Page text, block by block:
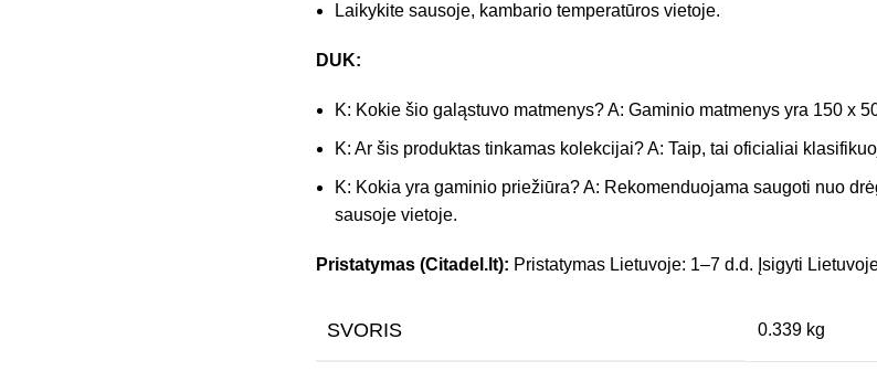
Laikykite sausoje, kambario temperatūros vietoje.
DUK:
K: Kokie šio galąstuvo matmenys? A: Gaminio matmenys yra 150 x
K: Ar šis produktas tinkamas kolekcijai? A: Taip, tai oficialiai
K: Kokia yra gaminio priežiūra? A: Rekomenduojama saugoti nuo
sausoje vietoje.
Pristatymas (Citadel.lt): Pristatymas Lietuvoje: 1–7 d.d. Įsigyti
SVORIS 0.339 kg